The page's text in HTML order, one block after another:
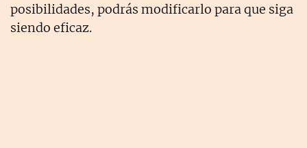
posibilidades, podrás modificarlo para que siga
siendo eficaz.